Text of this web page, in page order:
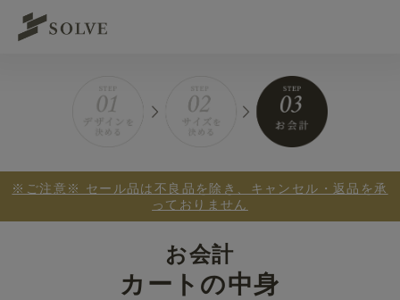
※ご注意※ セール品は不良品を除き、キャンセル・返品を承
っておりません
お会計
カートの中身